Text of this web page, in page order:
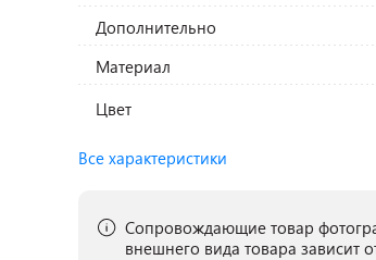
Дополнительно
Материал
Цвет
Все характеристики
Сопровождающие товар
внешнего вида товара зависит